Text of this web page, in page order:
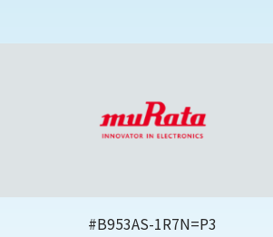
#B953AS-1R7N=P3